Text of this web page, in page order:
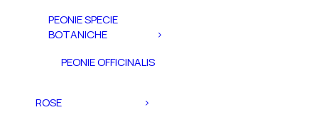
PEONIE SPECIE
BOTANICHE
PEONIE OFFICINALIS
ROSE